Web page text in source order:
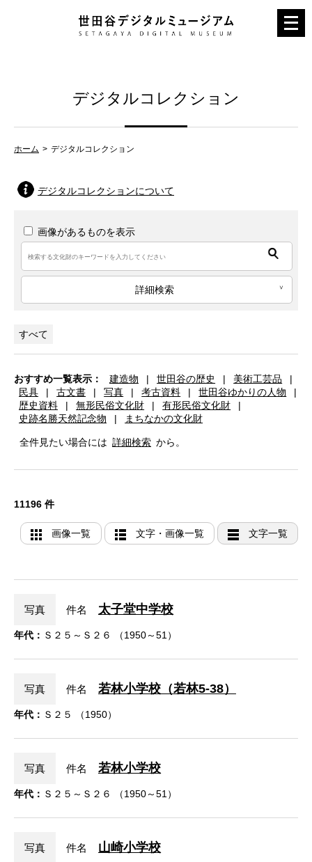
メ
ニ
デジタルコレクション
ホーム デジタルコレクション
デジタルコレクションについて
画像があるものを表示
詳細検索
すべて
おすすめ一覧表示： 建造物 | 世田谷の歴史 | 美術工芸品
|
民具
| 古文書 | 写真 | 考古資料 | 世田谷ゆかりの人物
|
歴史資料
| 無形民俗文化財 | 有形民俗文化財
|
史跡名勝天然記念物
| まちなかの文化財
全件見たい場合には 詳細検索 から。
11196 件
画像一覧 文字・画像一覧 文字一覧
写真 件名 太子堂中学校
年代： Ｓ２５～Ｓ２６ （1950～51）
写真 件名 若林小学校（若林5-38）
年代： Ｓ２５ （1950）
写真 件名 若林小学校
年代： Ｓ２５～Ｓ２６ （1950～51）
写真 件名 山崎小学校